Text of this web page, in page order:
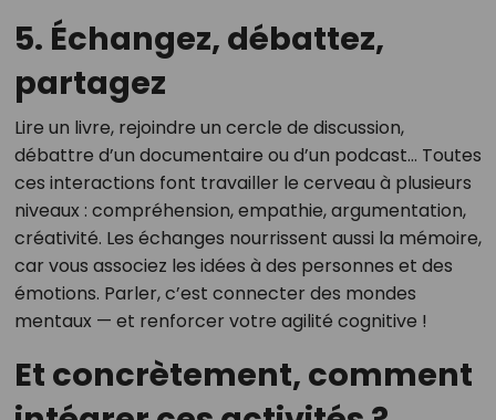
5. Échangez, débattez,
partagez
Lire un livre, rejoindre un cercle de discussion,
débattre d’un documentaire ou d’un podcast… Toutes
ces interactions font travailler le cerveau à plusieurs
niveaux : compréhension, empathie, argumentation,
créativité. Les échanges nourrissent aussi la mémoire,
car vous associez les idées à des personnes et des
émotions. Parler, c’est connecter des mondes
mentaux — et renforcer votre agilité cognitive !
Et concrètement, comment